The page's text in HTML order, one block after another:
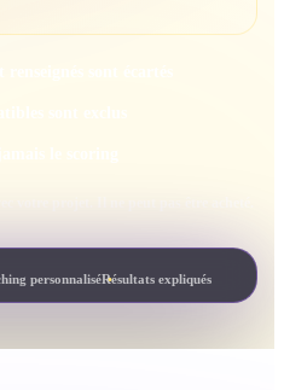
personnaliséRésultats expliqués